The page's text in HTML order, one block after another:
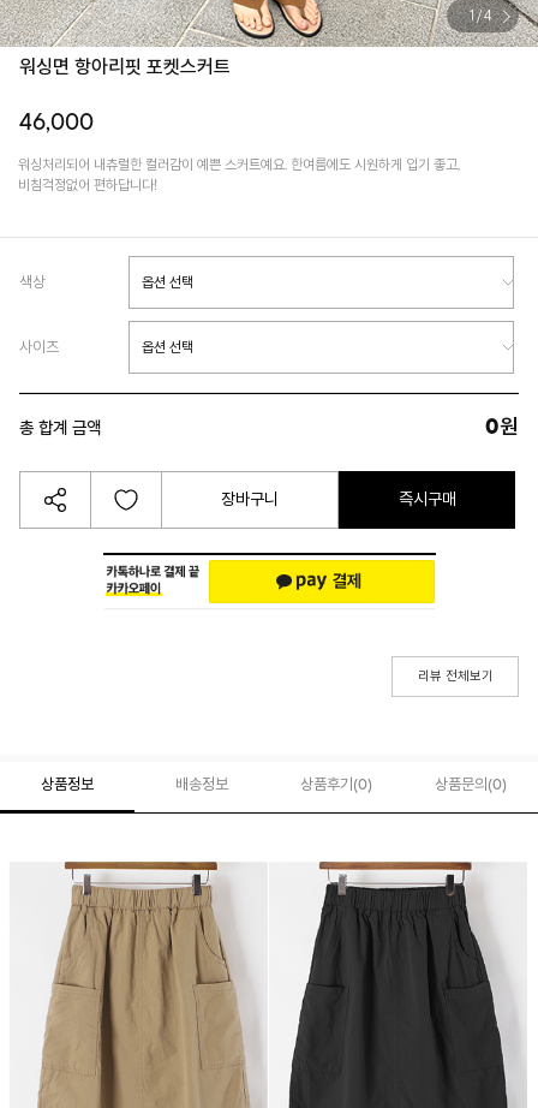
1/4
워싱면 항아리핏 포켓스커트
46,000
워싱처리되어 내츄럴한 컬러감이 예쁜 스커트예요. 한여름에도 시원하게 입기 좋고,
비침걱정없어 편하답니다!
색상
사이즈
총 합계 금액 0원
장바구니 즉시구매
리뷰 전체보기
상품정보 배송정보 상품후기(0) 상품문의 (0)